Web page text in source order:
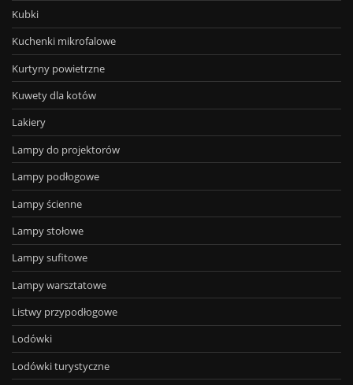
Kubki
Kuchenki mikrofalowe
Kurtyny powietrzne
Kuwety dla kotów
Lakiery
Lampy do projektorów
Lampy podłogowe
Lampy ścienne
Lampy stołowe
Lampy sufitowe
Lampy warsztatowe
Listwy przypodłogowe
Lodówki
Lodówki turystyczne